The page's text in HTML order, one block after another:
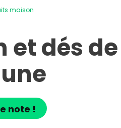
maison
et dés de
note !